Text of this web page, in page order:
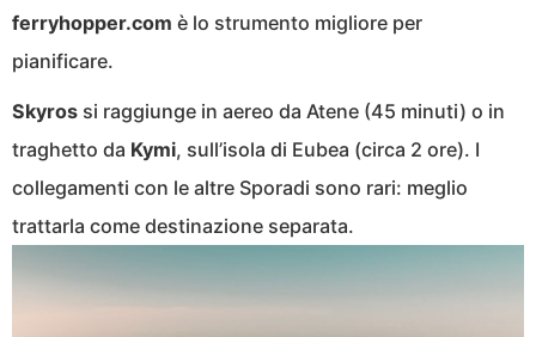
ferryhopper.com è lo strumento migliore per
pianificare.
Skyros si raggiunge in aereo da Atene (45 minuti) o in
traghetto da Kymi, sull’isola di Eubea (circa 2 ore). I
collegamenti con le altre Sporadi sono rari: meglio
trattarla come destinazione separata.